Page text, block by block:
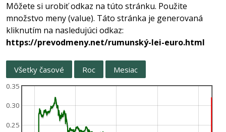
Môžete si urobiť odkaz na túto stránku. Použite
množstvo meny (value). Táto stránka je generovaná
kliknutím na nasledujúci odkaz:
https://prevodmeny.net/rumunský-lei-euro.html
Všetky časové Roc Mesiac
0.25
0.30
0.35